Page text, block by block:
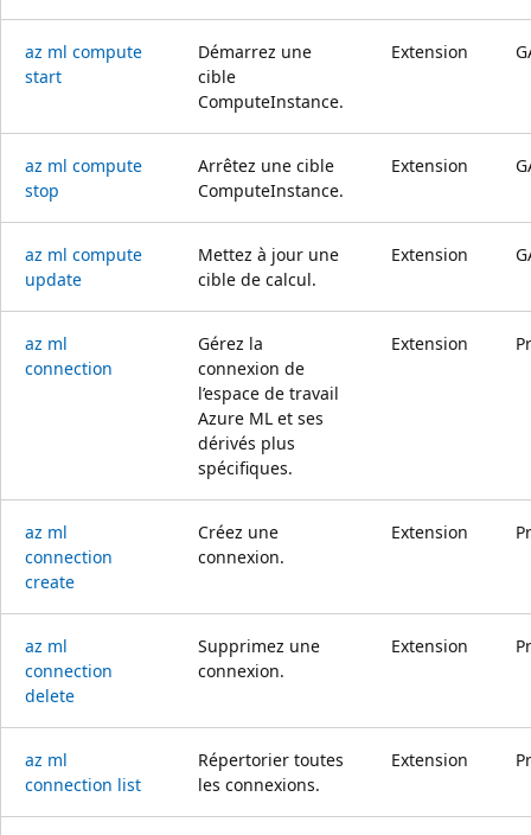
az ml compute
start
Démarrez une
cible
ComputeInstance.
Extension
az ml compute
stop
Arrêtez une cible
ComputeInstance.
Extension
az ml compute
update
Mettez à jour une
cible de calcul.
Extension
az ml
connection
Gérez la
connexion de
l’espace de travail
Azure ML et ses
dérivés plus
spécifiques.
Extension
az ml
connection
create
Créez une
connexion.
Extension
az ml
connection
delete
Supprimez une
connexion.
Extension
az ml
connection list
Répertorier toutes
les connexions.
Extension